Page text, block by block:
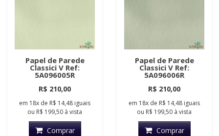
Papel de Parede
Classici V Ref:
5A096005R
R$ 210,00
em 18x de R$ 14,48 iguais
ou R$ 199,50 à vista
Comprar
Papel de Parede
Classici V Ref:
5A096006R
R$ 210,00
em 18x de R$ 14,48 iguais
ou R$ 199,50 à vista
Comprar